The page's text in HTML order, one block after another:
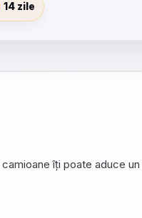
14 zile
îți poate aduce